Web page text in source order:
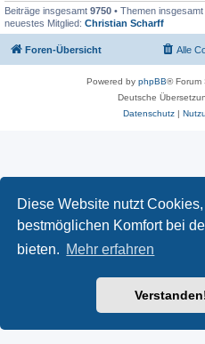
Diese Website nutzt
bestmöglichen Komfort bei
bieten. Mehr erfahren
Beiträge insgesamt 9750 • Themen insgesamt
neuestes Mitglied: Christian Scharff
Foren-Übersicht Alle
Powered by phpBB® Forum
Deutsche
Datenschutz|